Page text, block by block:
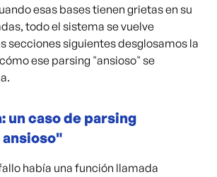
esas bases tienen grietas en su
todo el sistema se vuelve
secciones siguientes desglosamos la
ese parsing "ansioso" se
un caso de parsing
había una función llamada